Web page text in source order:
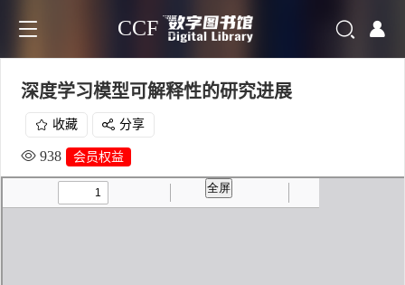
CCF
深度学习模型可解释性的研究进展
收藏 分享
938 会员权益